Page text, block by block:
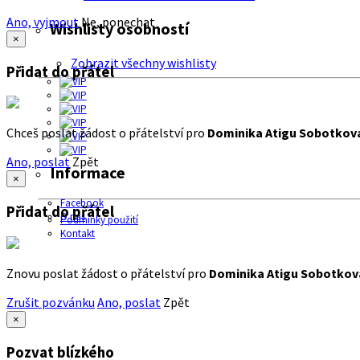
Wishlisty osobností
Zobrazit všechny wishlisty
Informace
Facebook
O nás
Podmínky použití
Kontakt
Ano, vyjmout Ne, ponechat
×
Přidat do přátel
Chceš poslat žádost o přátelství pro Dominika Atigu
Ano, poslat Zpět
×
Přidat do přátel
Znovu poslat žádost o přátelství pro Dominika Atigu
Zrušit pozvánku Ano, poslat Zpět
×
Pozvat blízkého